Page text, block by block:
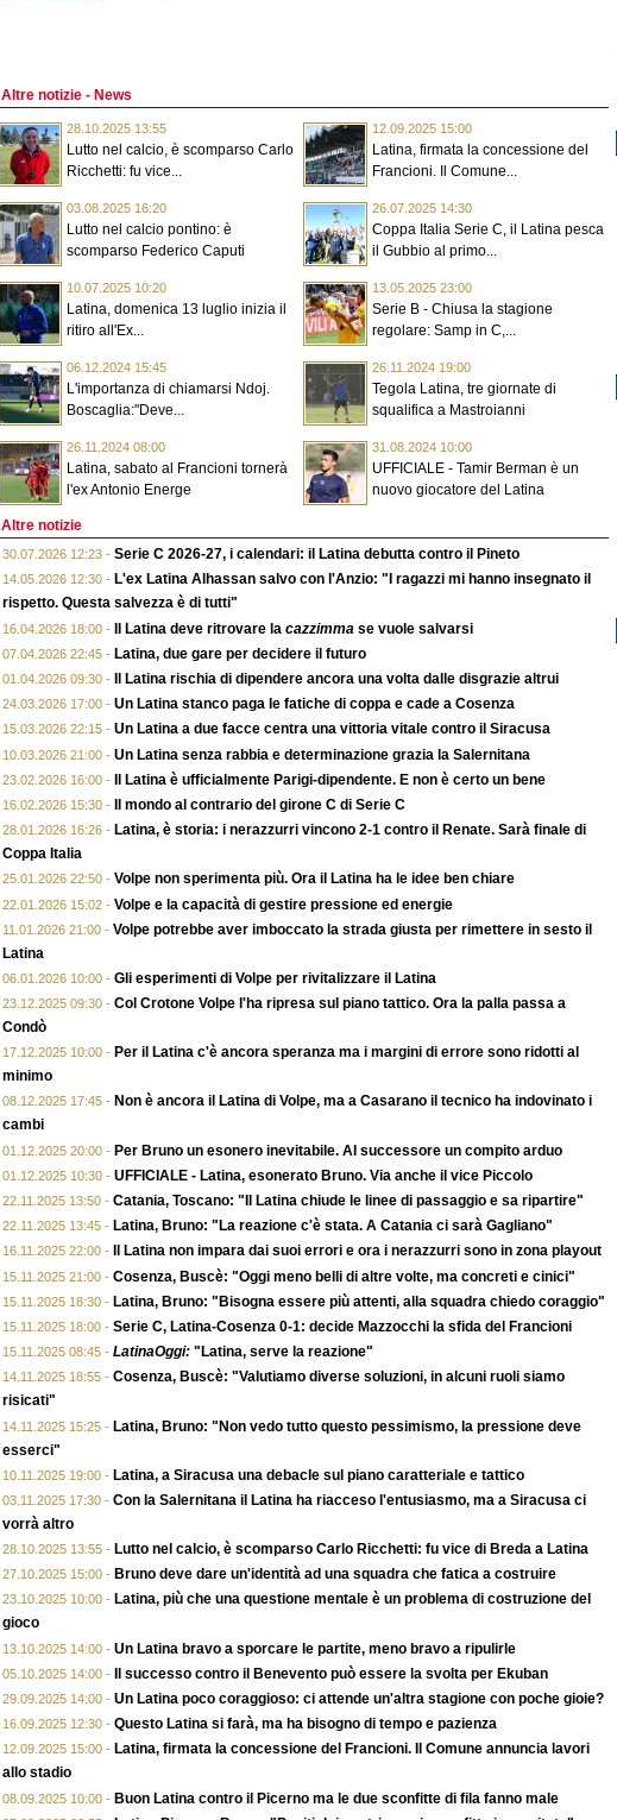
Altre notizie - News
28.10.2025 13:55
Lutto nel calcio, è scomparso Carlo
Ricchetti: fu vice...
12.09.2025 15:00
Latina, firmata la concessione del
Francioni. Il Comune...
03.08.2025 16:20
Lutto nel calcio pontino: è
scomparso Federico Caputi
26.07.2025 14:30
Coppa Italia Serie C, il Latina pesca
il Gubbio al primo...
10.07.2025 10:20
Latina, domenica 13 luglio inizia il
ritiro all'Ex...
13.05.2025 23:00
Serie B - Chiusa la stagione
regolare: Samp in C,...
06.12.2024 15:45
L'importanza di chiamarsi Ndoj.
Boscaglia:"Deve...
26.11.2024 19:00
Tegola Latina, tre giornate di
squalifica a Mastroianni
26.11.2024 08:00
Latina, sabato al Francioni tornerà
l'ex Antonio Energe
31.08.2024 10:00
UFFICIALE - Tamir Berman è un
nuovo giocatore del Latina
Altre notizie
30.07.2026 12:23 - Serie C 2026-27, i calendari: il Latina debutta contro il Pineto
14.05.2026 12:30 - L'ex Latina Alhassan salvo con l'Anzio: "I ragazzi mi hanno insegnato il
rispetto. Questa salvezza è di tutti"
16.04.2026 18:00 - Il Latina deve ritrovare la cazzimma se vuole salvarsi
07.04.2026 22:45 - Latina, due gare per decidere il futuro
01.04.2026 09:30 - Il Latina rischia di dipendere ancora una volta dalle disgrazie altrui
24.03.2026 17:00 - Un Latina stanco paga le fatiche di coppa e cade a Cosenza
15.03.2026 22:15 - Un Latina a due facce centra una vittoria vitale contro il Siracusa
10.03.2026 21:00 - Un Latina senza rabbia e determinazione grazia la Salernitana
23.02.2026 16:00 - Il Latina è ufficialmente Parigi-dipendente. E non è certo un bene
16.02.2026 15:30 - Il mondo al contrario del girone C di Serie C
28.01.2026 16:26 - Latina, è storia: i nerazzurri vincono 2-1 contro il Renate. Sarà finale di
Coppa Italia
25.01.2026 22:50 - Volpe non sperimenta più. Ora il Latina ha le idee ben chiare
22.01.2026 15:02 - Volpe e la capacità di gestire pressione ed energie
11.01.2026 21:00 - Volpe potrebbe aver imboccato la strada giusta per rimettere in sesto il
Latina
06.01.2026 10:00 - Gli esperimenti di Volpe per rivitalizzare il Latina
23.12.2025 09:30 - Col Crotone Volpe l'ha ripresa sul piano tattico. Ora la palla passa a
Condò
17.12.2025 10:00 - Per il Latina c'è ancora speranza ma i margini di errore sono ridotti al
minimo
08.12.2025 17:45 - Non è ancora il Latina di Volpe, ma a Casarano il tecnico ha indovinato i
cambi
01.12.2025 20:00 - Per Bruno un esonero inevitabile. Al successore un compito arduo
01.12.2025 10:30 - UFFICIALE - Latina, esonerato Bruno. Via anche il vice Piccolo
22.11.2025 13:50 - Catania, Toscano: "Il Latina chiude le linee di passaggio e sa ripartire"
22.11.2025 13:45 - Latina, Bruno: "La reazione c'è stata. A Catania ci sarà Gagliano"
16.11.2025 22:00 - Il Latina non impara dai suoi errori e ora i nerazzurri sono in zona playout
15.11.2025 21:00 - Cosenza, Buscè: "Oggi meno belli di altre volte, ma concreti e cinici"
15.11.2025 18:30 - Latina, Bruno: "Bisogna essere più attenti, alla squadra chiedo coraggio"
15.11.2025 18:00 - Serie C, Latina-Cosenza 0-1: decide Mazzocchi la sfida del Francioni
15.11.2025 08:45 - LatinaOggi: "Latina, serve la reazione"
14.11.2025 18:55 - Cosenza, Buscè: "Valutiamo diverse soluzioni, in alcuni ruoli siamo
risicati"
14.11.2025 15:25 - Latina, Bruno: "Non vedo tutto questo pessimismo, la pressione deve
esserci"
10.11.2025 19:00 - Latina, a Siracusa una debacle sul piano caratteriale e tattico
03.11.2025 17:30 - Con la Salernitana il Latina ha riacceso l'entusiasmo, ma a Siracusa ci
vorrà altro
28.10.2025 13:55 - Lutto nel calcio, è scomparso Carlo Ricchetti: fu vice di Breda a Latina
27.10.2025 15:00 - Bruno deve dare un'identità ad una squadra che fatica a costruire
23.10.2025 10:00 - Latina, più che una questione mentale è un problema di costruzione del
gioco
13.10.2025 14:00 - Un Latina bravo a sporcare le partite, meno bravo a ripulirle
05.10.2025 14:00 - Il successo contro il Benevento può essere la svolta per Ekuban
29.09.2025 14:00 - Un Latina poco coraggioso: ci attende un'altra stagione con poche gioie?
16.09.2025 12:30 - Questo Latina si farà, ma ha bisogno di tempo e pazienza
12.09.2025 15:00 - Latina, firmata la concessione del Francioni. Il Comune annuncia lavori
allo stadio
08.09.2025 10:00 - Buon Latina contro il Picerno ma le due sconfitte di fila fanno male